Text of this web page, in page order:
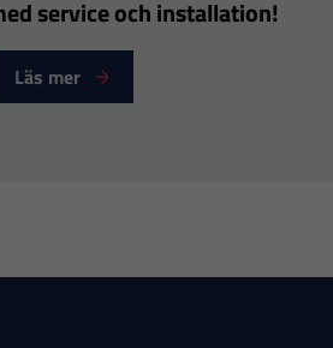
service och installation!
Läs mer
behövs för
att hemsidan
över huvud